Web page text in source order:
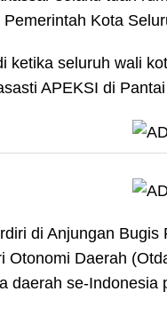
Kota
ketika seluruh wali
APEKSI di
di Anjungan
Otonomi Daerah
daerah se-